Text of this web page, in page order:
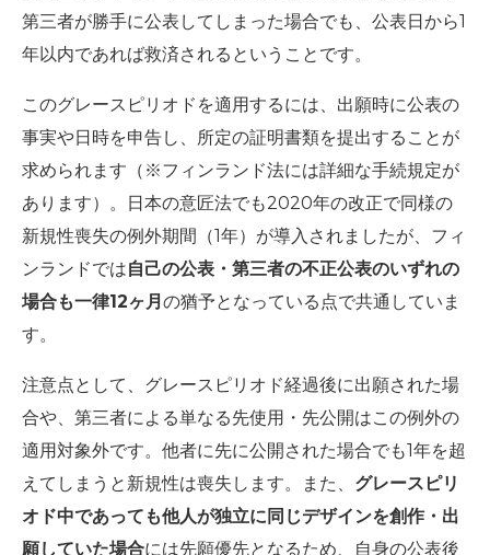
第三者が勝手に公表してしまった場合でも、公表日から1
年以内であれば救済されるということです。
このグレースピリオドを適用するには、出願時に公表の
事実や日時を申告し、所定の証明書類を提出することが
求められます（※フィンランド法には詳細な手続規定が
あります）。日本の意匠法でも2020年の改正で同様の
新規性喪失の例外期間（1年）が導入されましたが、フィ
ンランドでは自己の公表・第三者の不正公表のいずれの
場合も一律12ヶ月 の猶予となっている点で共通していま
す。
注意点として、グレースピリオド経過後に出願された場
合や、第三者による単なる先使用・先公開はこの例外の
適用対象外です。他者に先に公開された場合でも1年を超
えてしまうと新規性は喪失します。また、 グレースピリ
オド中であっても他人が独立に同じデザインを創作・出
願していた場合には先願優先となるため、自身の公表後